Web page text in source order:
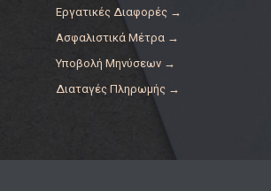
Εργατικές Διαφορές →
Ασφαλιστικά Μέτρα →
Υποβολή Μηνύσεων →
Διαταγές Πληρωμής →